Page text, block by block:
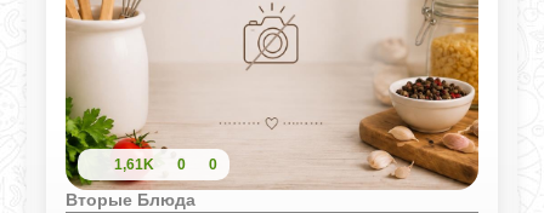
1,61K 0 0
Вторые Блюда